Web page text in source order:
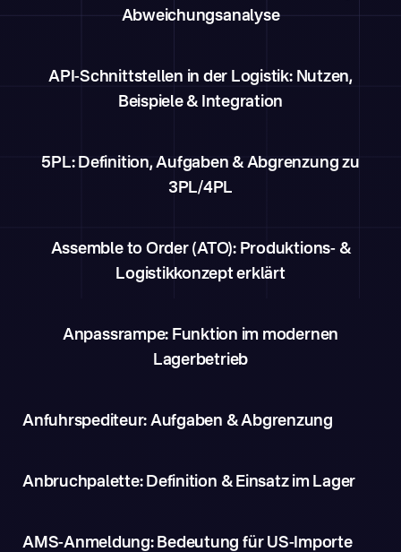
Abweichungsanalyse
API-Schnittstellen in der Logistik: Nutzen,
Beispiele & Integration
5PL: Definition, Aufgaben & Abgrenzung zu
3PL/4PL
Assemble to Order (ATO): Produktions- &
Logistikkonzept erklärt
Anpassrampe: Funktion im modernen
Lagerbetrieb
Anfuhrspediteur: Aufgaben & Abgrenzung
Anbruchpalette: Definition & Einsatz im Lager
AMS-Anmeldung: Bedeutung für US-Importe